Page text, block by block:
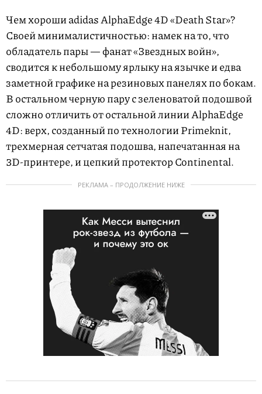
Чем хороши adidas AlphaEdge 4D «Death Star»?
Своей минималистичностью: намек на то, что
обладатель пары — фанат «Звездных войн»,
сводится к небольшому ярлыку на язычке и едва
заметной графике на резиновых панелях по бокам.
В остальном черную пару с зеленоватой подошвой
сложно отличить от остальной линии AlphaEdge
4D: верх, созданный по технологии Primeknit,
трехмерная сетчатая подошва, напечатанная на
3D-принтере, и цепкий протектор Continental.
РЕКЛАМА – ПРОДОЛЖЕНИЕ НИЖЕ